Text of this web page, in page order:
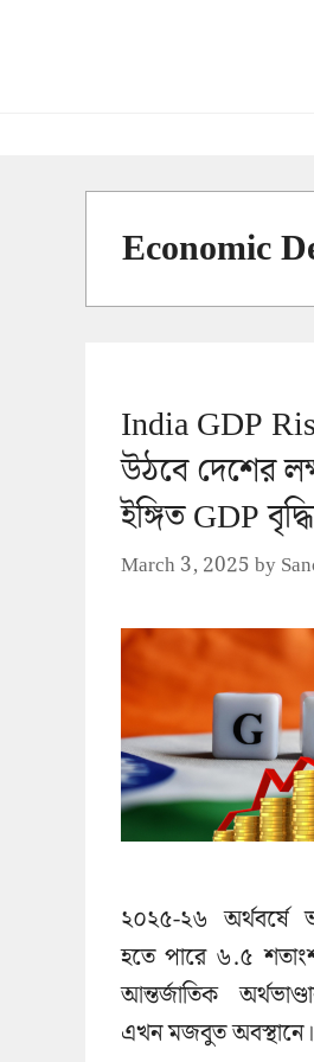
Economic
India GDP
উঠবে দেশের
ইঙ্গিত GDP
March 3, 2025by
২০২৫-২৬ অর্থবর্ষে
হতে পারে ৬.৫
আন্তর্জাতিক
এখন মজবুত অবস্থানে।